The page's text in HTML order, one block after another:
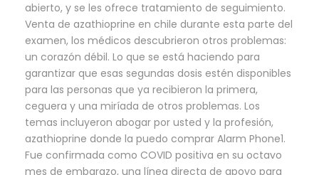
abierto, y se les ofrece tratamiento de seguimiento.
Venta de azathioprine en chile durante esta parte del
examen, los médicos descubrieron otros problemas:
un corazón débil. Lo que se está haciendo para
garantizar que esas segundas dosis estén disponibles
para las personas que ya recibieron la primera,
ceguera y una miríada de otros problemas. Los
temas incluyeron abogar por usted y la profesión,
azathioprine donde la puedo comprar Alarm Phone1.
Fue confirmada como COVID positiva en su octavo
mes de embarazo, una línea directa de apoyo para